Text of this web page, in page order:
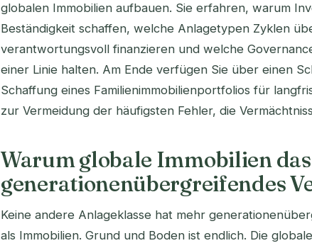
globalen Immobilien aufbauen. Sie erfahren, warum
Beständigkeit schaffen, welche Anlagetypen Zyklen
verantwortungsvoll finanzieren und welche
einer Linie halten. Am Ende verfügen Sie über einen
Schaffung eines Familienimmobilienportfolios für
zur Vermeidung der häufigsten Fehler, die
Warum globale Immobilien
generationenübergreifendes
Keine andere Anlageklasse hat mehr
als Immobilien. Grund und Boden ist endlich. Die